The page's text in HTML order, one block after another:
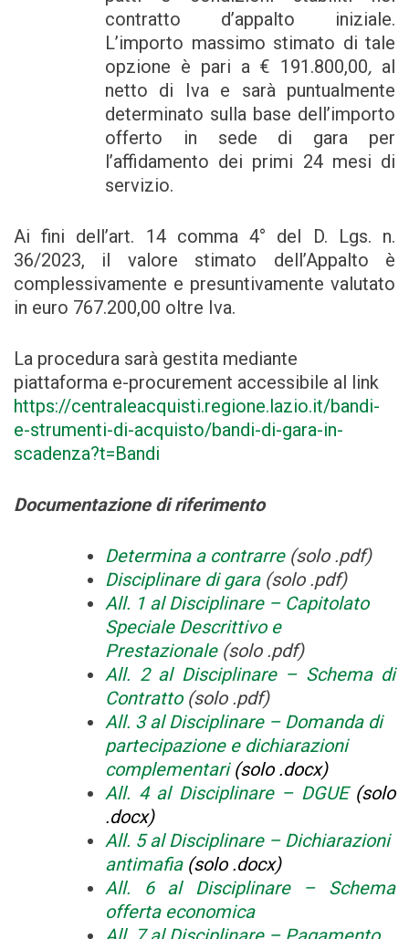
contratto d’appalto iniziale.
L’importo massimo stimato di tale
opzione è pari a € 191.800,00, al
netto di Iva e sarà puntualmente
determinato sulla base dell’importo
offerto in sede di gara per
l’affidamento dei primi 24 mesi di
servizio.
Ai fini dell’art. 14 comma 4° del D. Lgs. n.
36/2023, il valore stimato dell’Appalto è
complessivamente e presuntivamente valutato
in euro 767.200,00 oltre Iva.
La procedura sarà gestita mediante
piattaforma e-procurement accessibile al link
https://centraleacquisti.regione.lazio.it/bandi-
e-strumenti-di-acquisto/bandi-di-gara-in-
scadenza?t=Bandi
Documentazione di riferimento
Determina a contrarre(solo .pdf)
Disciplinare di gara(solo .pdf)
All. 1 al Disciplinare – Capitolato
Speciale Descrittivo e
Prestazionale(solo .pdf)
All. 2 al Disciplinare – Schema di
Contratto(solo .pdf)
All. 3 al Disciplinare – Domanda di
partecipazione e dichiarazioni
complementari(solo .docx)
All. 4 al Disciplinare – DGUE(solo
.docx)
All. 5 al Disciplinare – Dichiarazioni
antimafia(solo .docx)
All. 6 al Disciplinare – Schema
offerta economica